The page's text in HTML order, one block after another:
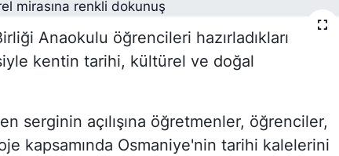
Anaokulu öğrencileri hazırladıkları
kentin tarihi, kültürel ve doğal
serginin açılışına öğretmenler, öğrenciler,
kapsamında Osmaniye'nin tarihi kalelerini